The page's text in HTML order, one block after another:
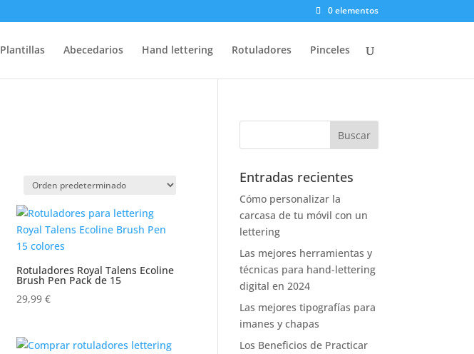
0 elementos
Plantillas Abecedarios Hand lettering Rotuladores Pinceles
Rotuladores Royal Talens Ecoline
Brush Pen Pack de 15
29,99 €
Entradas recientes
Cómo personalizar la
carcasa de tu móvil con un
lettering
Las mejores herramientas y
técnicas para hand-lettering
digital en 2024
Las mejores tipografías para
imanes y chapas
Los Beneficios de Practicar